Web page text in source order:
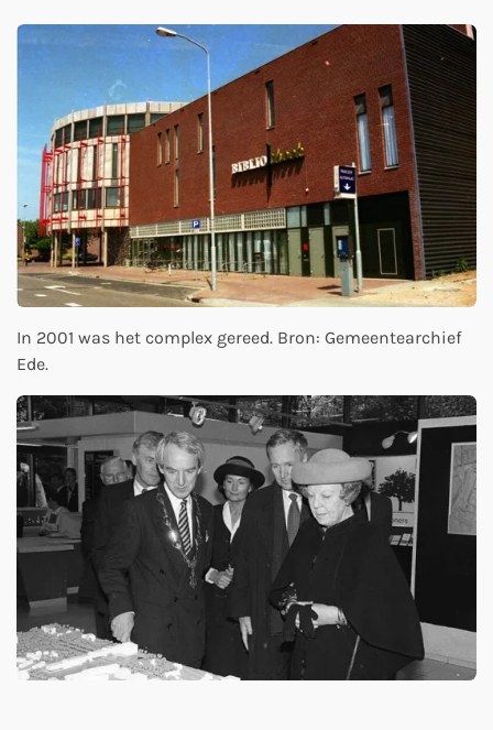
In 2001 was het complex gereed. Bron: Gemeentearchief
Ede.